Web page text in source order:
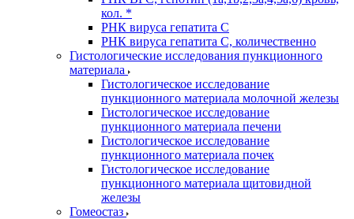
кол. *
РНК вируса гепатита C
РНК вируса гепатита C, количественно
Гистологические исследования пункционного
материала
Гистологическое исследование
пункционного материала молочной железы
Гистологическое исследование
пункционного материала печени
Гистологическое исследование
пункционного материала почек
Гистологическое исследование
пункционного материала щитовидной
железы
Гомеостаз